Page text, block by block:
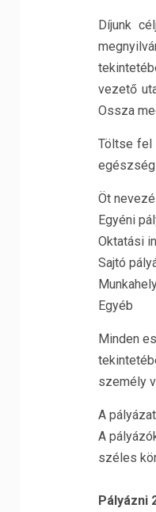
Díjunk
vezető
Ossza
Töltse fel
Öt
Oktatási
Sajtó
Minden
személy
A
A
széles
Pályázni